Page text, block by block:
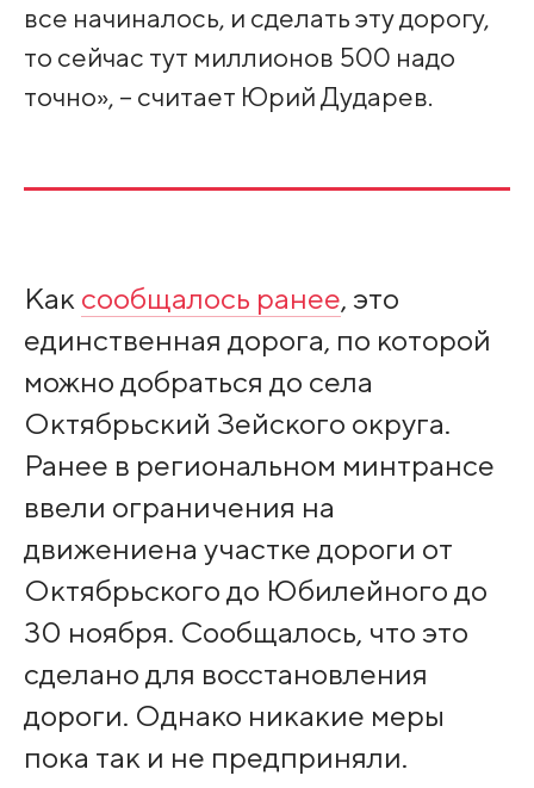
все начиналось, и сделать эту дорогу,
то сейчас тут миллионов 500 надо
точно», – считает Юрий Дударев.
Как сообщалось ранее, это
единственная дорога, по которой
можно добраться до села
Октябрьский Зейского округа.
Ранее в региональном минтрансе
ввели ограничения на
движениена участке дороги от
Октябрьского до Юбилейного до
30 ноября. Сообщалось, что это
сделано для восстановления
дороги. Однако никакие меры
пока так и не предприняли.